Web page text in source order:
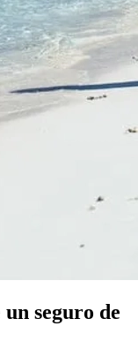
seguro de